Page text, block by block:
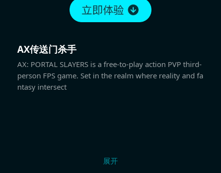
AX传送门杀手
AX: PORTAL SLAYERS is a free-to-play action PVP third-
person FPS game. Set in the realm where reality and fa
ntasy intersect
展开